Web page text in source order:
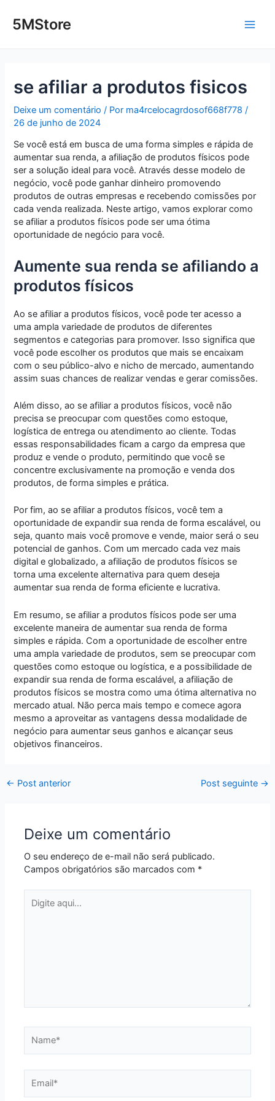
para5MStore
se afiliar a produtos fisicos
Deixe um comentário / Por ma4rcelocagrdosof668f778/
26 de junho de 2024
Se você está em busca de uma forma simples e rápida de
aumentar sua renda, a afiliação de produtos físicos pode
ser a solução ideal para você. Através desse modelo de
negócio, você pode ganhar dinheiro promovendo
produtos de outras empresas e recebendo comissões por
cada venda realizada. Neste artigo, vamos explorar como
se afiliar a produtos físicos pode ser uma ótima
oportunidade de negócio para você.
Aumente sua renda se afiliando a
produtos físicos
Ao se afiliar a produtos físicos, você pode ter acesso a
uma ampla variedade de produtos de diferentes
segmentos e categorias para promover. Isso significa que
você pode escolher os produtos que mais se encaixam
com o seu público-alvo e nicho de mercado, aumentando
assim suas chances de realizar vendas e gerar comissões.
Além disso, ao se afiliar a produtos físicos, você não
precisa se preocupar com questões como estoque,
logística de entrega ou atendimento ao cliente. Todas
essas responsabilidades ficam a cargo da empresa que
produz e vende o produto, permitindo que você se
concentre exclusivamente na promoção e venda dos
produtos, de forma simples e prática.
Por fim, ao se afiliar a produtos físicos, você tem a
oportunidade de expandir sua renda de forma escalável, ou
seja, quanto mais você promove e vende, maior será o seu
potencial de ganhos. Com um mercado cada vez mais
digital e globalizado, a afiliação de produtos físicos se
torna uma excelente alternativa para quem deseja
aumentar sua renda de forma eficiente e lucrativa.
Em resumo, se afiliar a produtos físicos pode ser uma
excelente maneira de aumentar sua renda de forma
simples e rápida. Com a oportunidade de escolher entre
uma ampla variedade de produtos, sem se preocupar com
questões como estoque ou logística, e a possibilidade de
expandir sua renda de forma escalável, a afiliação de
produtos físicos se mostra como uma ótima alternativa no
mercado atual. Não perca mais tempo e comece agora
mesmo a aproveitar as vantagens dessa modalidade de
negócio para aumentar seus ganhos e alcançar seus
objetivos financeiros.
navigation
← Post anterior Post seguinte →
Deixe um comentário
O seu endereço de e-mail não será publicado.
Campos obrigatórios são marcados com *
aqui...